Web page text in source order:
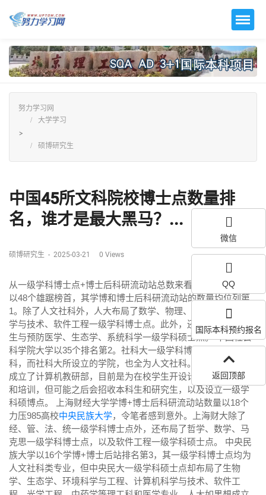
努力学习网
大学学习
>
硕博研究生
中国45所文科院校博士点数量排
名，谁才是最大黑马？...
硕博研究生 - 2025-03-21 0 Views
从一级学科博士点+博士后科研流动站总数来看，
中国人民大学
以48个雄踞榜首，其学博和博士后科研流动站的数量均位列第
1。除了人文社科外，人大布局了数学、物理、化学、计算机科
学与技术、软件工程一级学科博士点。此外，还布局了公共卫
生与预防医学、生态学、系统科学一级学科硕士点。 中国社会
科学院大学以35个排名第2。社科大一级学科博士点均为人文社
科，而社科大所设立的学院，也全为人文社科。不过，社科大
成立了计算机教研部，目前是为在校学生开设计算机相关课程
和培训，但可能之后会招收本科生和研究生，以及设立一级学
科硕博点。 上海财经大学学博+博士后科研流动站数量以18个
力压985高校中央民族大学，令笔者感到意外。上海财大除了
经、管、法、统一级学科博士点外，还布局了哲学、数学、马
克思一级学科博士点，以及软件工程一级学科硕士点。 中央民
族大学以16个学博+博士后站排名第3，其一级学科博士点均为
人文社科类专业，但中央民大一级学科硕士点却布局了生物
学、生态学、环境科学与工程、计算机科学与技术、软件工
微信
QQ
国际本科预约报名
返回顶部